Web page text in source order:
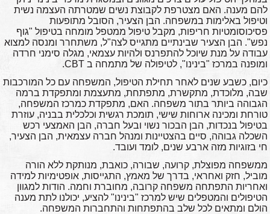
להם מענה. האם מצטרפת לקבוצת נשים שמטרתה העצמה נשית
וטיפול באלימות במשפחה. הבן הצעיר, הסובל מתופעות
פסיכוסומטיות חריפות, מקבל טיפול ממטפל מומחה בטיפול "גוף
נפש". הבן הצעיר שבינתיים מתגייס לצה"ל, משתחרר ומנסה למצוא
עבודה על מנת שיוכל להתפרנס ולהיות עצמאי, מגלה סימני חרדה
ומופנה במרכז "בינינו", לטיפולה של מתמחה ב CBT.
כיום, כשבע שנים לאחר תחילת הטיפול, המשפחה עם כל המורכבות
שבה, מלוכדת, מתקשרת, מתפתחת, מתעצמת ומתפקדת ברמה
הגבוהה ביותר בתור משפחה. האם, מתפקדת כמרכז המשפחה,
טורחת ומכינה ארוחות שישי, תומכת רגשית וכלכלית בבניה, עוזרת
בטיפול בנכדות, הבן הבכור נשוי ובעל חברה, הבן האמצעי רכש
השכלה גבוהה, סיים בהצטיינות ומנהל חברה עצמאית, הבן הצעיר,
חי בזוגיות מזה ארבע שנים, לומד ועובד.
ממשפחה מפוצלת, קרועה, שבורה, כואבת, מנותקת ללא הורה
מוביל, חזק ואחראי, בדרך של מאמץ, התגייסות, אופטימיות למידה
ואחריות התפתחה משפחה קרובה, מחוברת וחמה. הודות למגוון
הטיפולים והמטפלים שיש למרכז "בינינו" להציע, יכולנו לתת מענה
הולם ומתאים לכל שלב בהתפתחות והתחברות המשפחה.